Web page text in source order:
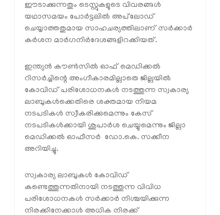
ഈടാക്കുന്നതും ടെസ്റ്റുകളുടെ വിവരങ്ങള്‍
യഥാസമയം പോര്‍ട്ടലില്‍ അപ്‌ലോഡ്
ചെയ്യാത്തതുമായ സാഹചര്യത്തിലാണ് സര്‍ക്കാര്‍
കര്‍ശന മാര്‍ഗനിര്‍ദേശങ്ങളിറക്കിയത്.
ഇന്ത്യന്‍ കൗണ്‍സില്‍ ഓഫ് മെഡിക്കല്‍
റിസര്‍ച്ചിന്റെ അംഗീകാരമില്ലാതെ ജില്ലയില്‍
കോവിഡ് പരിശോധനകള്‍ നടത്തുന്ന സ്വകാര്യ
ലാബുകള്‍ക്കെതിരെ ശക്തമായ നിയമ
നടപടികള്‍ സ്വീകരിക്കുമെന്നും കേസ്
നടപടികള്‍ക്കായി ശുപാര്‍ശ ചെയ്യുമെന്നും ജില്ലാ
മെഡിക്കല്‍ ഓഫീസര്‍ ഡോ.കെ. സക്കീന
അറിയിച്ചു.
സ്വകാര്യ ലാബുകള്‍ കോവിഡ്
കണ്ടെത്തുന്നതിനായി നടത്തുന്ന വിവിധ
പരിശോധനകള്‍ സര്‍ക്കാര്‍ നിശ്ചയിക്കുന്ന
നിരക്കിനേക്കാള്‍ അധിക നിരക്ക്